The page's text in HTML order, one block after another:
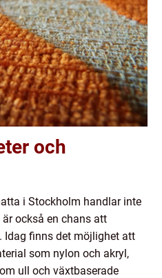
och
i Stockholm handlar inte
också en chans att
Idag finns det möjlighet att
som nylon och akryl,
ull och växtbaserade